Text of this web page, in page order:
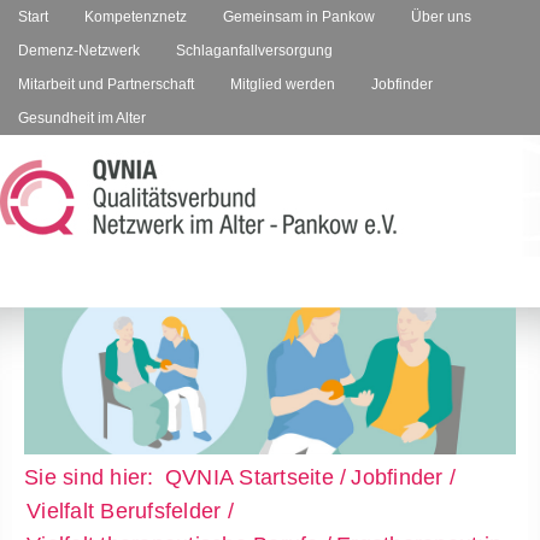
Start Kompetenznetz Gemeinsam in Pankow
Über uns
Demenz-Netzwerk
Schlaganfallversorgung
Mitarbeit und Partnerschaft
Mitglied werden
Jobfinder
Gesundheit im Alter
QVNIA Startseite
Jobfinder
Vielfalt Berufsfelder